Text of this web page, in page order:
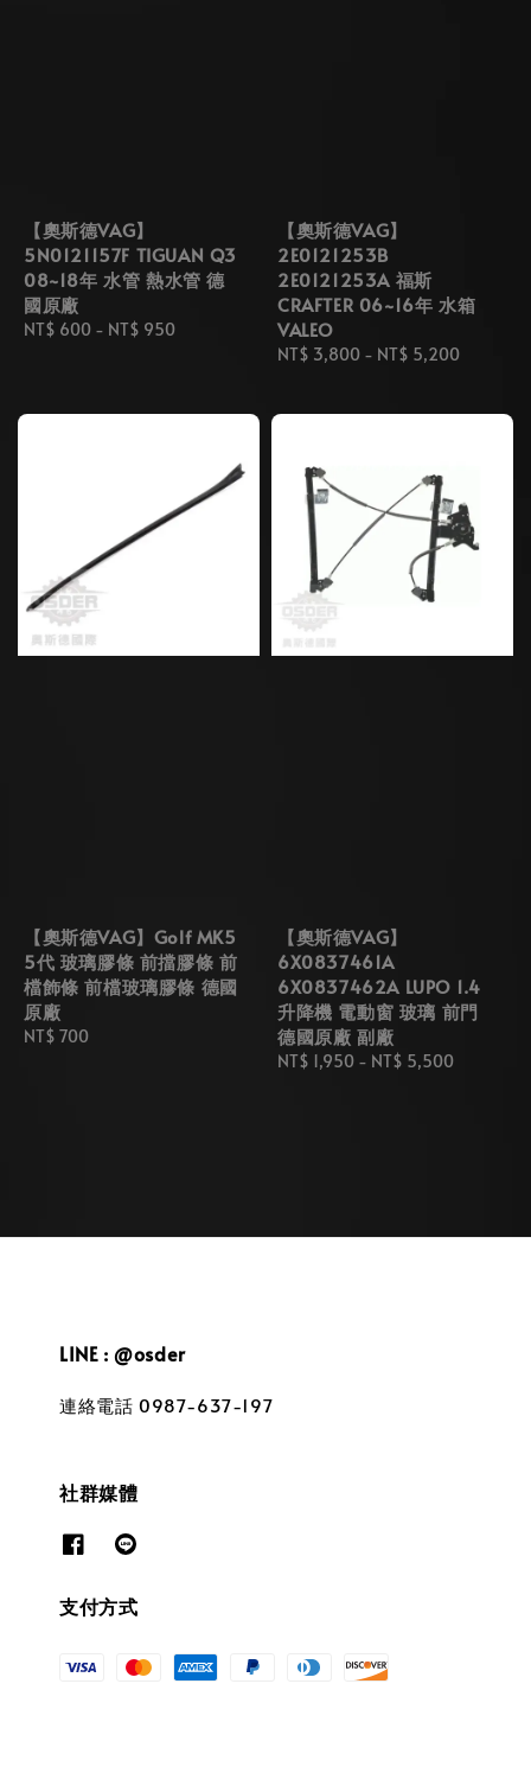
【奧斯德VAG】
5N0121157F TIGUAN Q3
08~18年 水管 熱水管 德
國原廠
Regular
NT$ 600 - NT$ 950
【奧斯德VAG】
2E0121253B
2E0121253A 福斯
CRAFTER 06~16年 水箱
VALEO
Regular
NT$ 3,800 - NT$ 5,200
【奧斯德VAG】Golf MK5
5代 玻璃膠條 前擋膠條 前
檔飾條 前檔玻璃膠條 德國
原廠
Regular
NT$ 700
【奧斯德VAG】
6X0837461A
6X0837462A LUPO 1.4
升降機 電動窗 玻璃 前門
德國原廠 副廠
Regular
NT$ 1,950 - NT$ 5,500
LINE : @osder
連絡電話 0987-637-197
社群媒體
支付方式